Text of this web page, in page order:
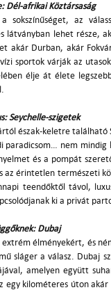
Dél-afrikai Köztársaság
sokszínűséget, az
látványban lehet része,
akár Durban, akár
sportok várják az
élje át élete
Seychelle-szigetek
észak-keletre található
paradicsom… nem mindig
és a pompát
az érintetlen természeti
teendőktől távol,
ki a privát
Dubaj
extrém élményekért, és
sláger a válasz. Dubaj
amelyen együtt
egy kilométeres úton